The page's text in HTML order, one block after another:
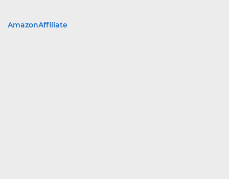
AmazonAffiliate